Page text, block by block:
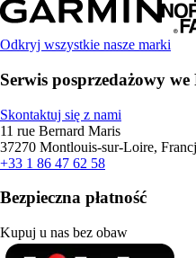
Odkryj wszystkie nasze marki
Serwis posprzedażowy
Skontaktuj się z nami
11 rue Bernard Maris
37270 Montlouis-sur-Loire,
+33 1 86 47 62 58
Bezpieczna płatność
Kupuj u nas bez obaw